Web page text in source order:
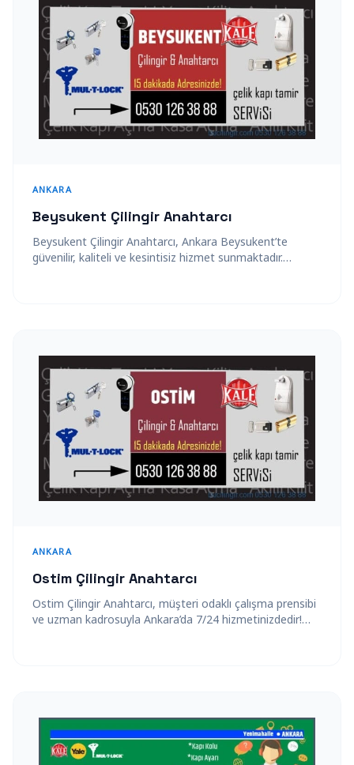
ANKARA
Beysukent Çilingir Anahtarcı
Beysukent Çilingir Anahtarcı, Ankara Beysukent’te
güvenilir, kaliteli ve kesintisiz hizmet sunmaktadır.
ANKARA
Ostim Çilingir Anahtarcı
Ostim Çilingir Anahtarcı, müşteri odaklı çalışma prensibi
ve uzman kadrosuyla Ankara’da 7/24 hizmetinizdedir!